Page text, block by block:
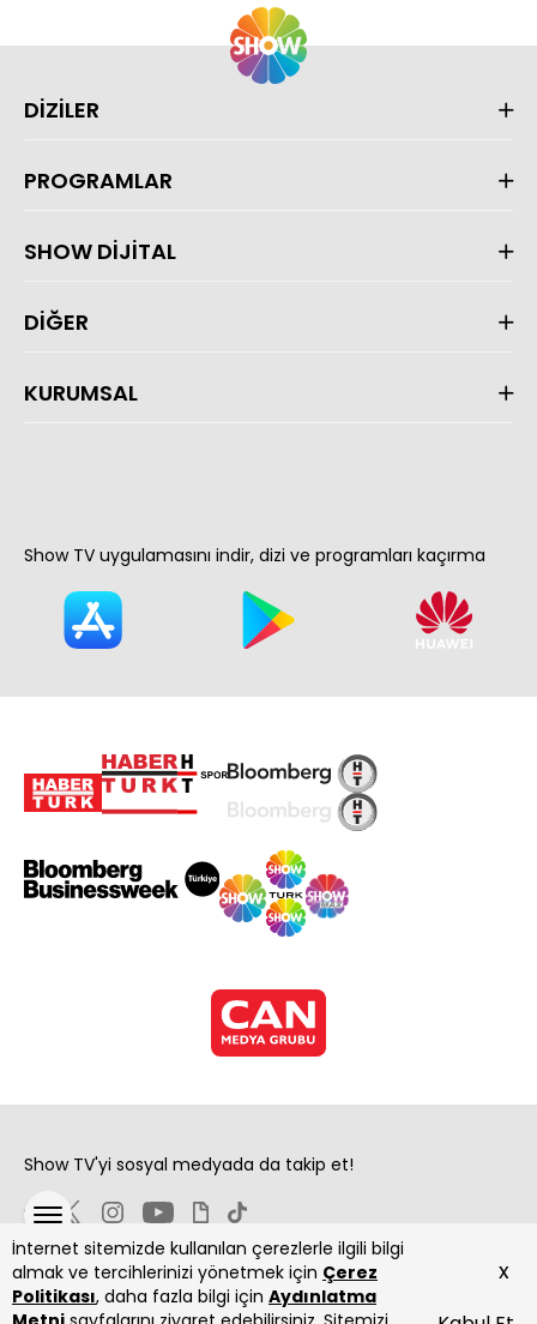
İnternet sitemizde kullanılan çerezlerle ilgili bilgi
almak ve tercihlerinizi yönetmek için Çerez
Politikası, daha fazla bilgi için Aydınlatma
x
DİZİLER
PROGRAMLAR
SHOW DİJİTAL
DİĞER
KURUMSAL
Show TV uygulamasını indir, dizi ve programları kaçırma
Show TV'yi sosyal medyada da takip et!